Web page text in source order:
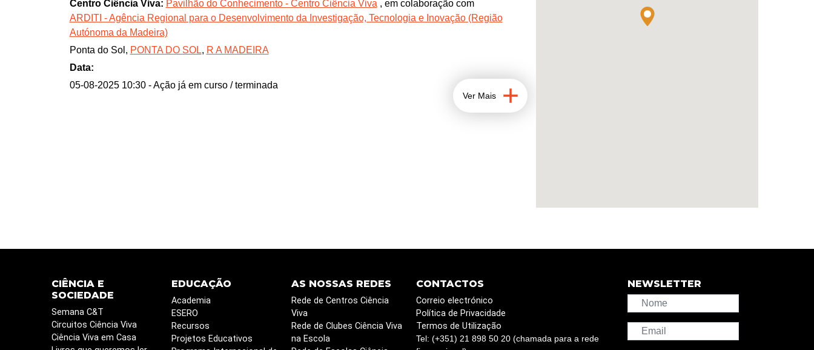
Ação realizada em colaboração com a DRA/DSDA/DEMA/MICROLAB Madeira. Os menores devem
estar acompanhados de um adulto.
Centro Ciência Viva: Pavilhão do Conhecimento - Centro Ciência Viva , em colaboração com
ARDITI - Agência Regional para o Desenvolvimento da Investigação, Tecnologia e Inovação (Região
Autónoma da Madeira)
Ponta do Sol, PONTA DO SOL, R A MADEIRA
Data:
05-08-2025 10:30 - Ação já em curso / terminada
Ver Mais
CIÊNCIA E
SOCIEDADE
Semana C&T
Circuitos Ciência Viva
Ciência Viva em Casa
EDUCAÇÃO
Academia
ESERO
Recursos
Projetos Educativos
AS NOSSAS REDES
Rede de Centros Ciência
Viva
Rede de Clubes Ciência Viva
na Escola
CONTACTOS
Correio electrónico
Política de Privacidade
Termos de Utilização
Tel: (+351) 21 898 50 20 (chamada para a rede
NEWSLETTER